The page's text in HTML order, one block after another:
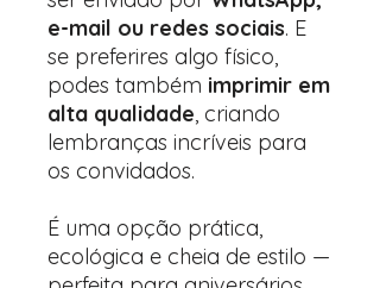
e-mail ou redes sociais. E
se preferires algo físico,
podes também imprimir em
alta qualidade, criando
lembranças incríveis para
os convidados.
É uma opção prática,
ecológica e cheia de estilo —